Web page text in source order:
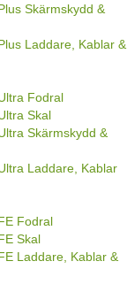
Skärmskydd &
Laddare, Kablar &
Fodral
Skal
Skärmskydd &
Laddare, Kablar
Fodral
Skal
Laddare, Kablar &